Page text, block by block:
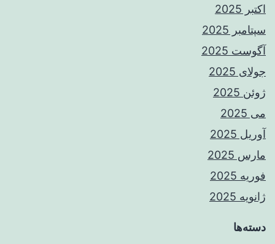
اکتبر 2025
سپتامبر 2025
آگوست 2025
جولای 2025
ژوئن 2025
می 2025
آوریل 2025
مارس 2025
فوریه 2025
ژانویه 2025
دسته‌ها